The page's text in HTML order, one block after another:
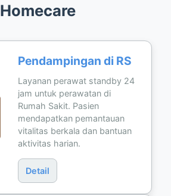
Homecare
Pendampingan di RS
Layanan perawat standby 24
jam untuk perawatan di
Rumah Sakit. Pasien
mendapatkan pemantauan
vitalitas berkala dan bantuan
aktivitas harian.
Detail